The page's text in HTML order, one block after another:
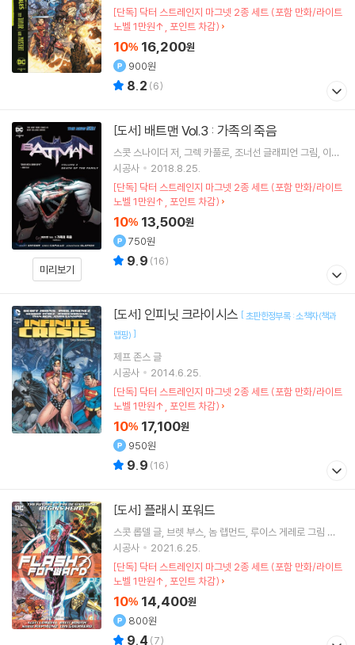
[단독] 닥터 스트레인지 마그넷 2종 세트 (포함 만화/라이트
노벨 1만원↑, 포인트 차감)
10% 16,200원
900원
8.2 (6)
미리보기
[도서] 배트맨 Vol.3 : 가족의 죽음
스콧 스나이더 저 그렉 카풀로 조너선 글래피언 그림 이규
원역
시공사
2018.8.25.
[단독] 닥터 스트레인지 마그넷 2종 세트 (포함 만화/라이트
노벨 1만원↑, 포인트 차감)
10% 13,500원
750원
9.9 (16)
[도서] 인피닛 크라이시스 [ 초판한정부록 : 소책자(책과
랩핑) ]
제프 존스 글
시공사
2014.6.25.
[단독] 닥터 스트레인지 마그넷 2종 세트 (포함 만화/라이트
노벨 1만원↑, 포인트 차감)
10% 17,100원
950원
9.9 (16)
[도서] 플래시 포워드
스콧 롭델 글 브렛 부스 놈 랩먼드 루이스 게레로 그림 외 1
명
시공사
2021.6.25.
[단독] 닥터 스트레인지 마그넷 2종 세트 (포함 만화/라이트
노벨 1만원↑, 포인트 차감)
10% 14,400원
800원
9.4 (7)